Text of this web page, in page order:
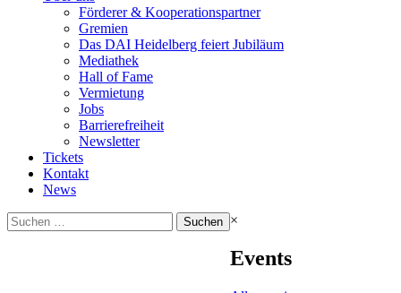
Förderer & Kooperationspartner
Gremien
Das DAI Heidelberg feiert Jubiläum
Mediathek
Hall of Fame
Vermietung
Jobs
Barrierefreiheit
Newsletter
Tickets
Kontakt
News
Suchen
nach:
×
Events